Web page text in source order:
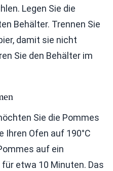
Legen Sie die
Behälter. Trennen Sie
damit sie nicht
Sie den Behälter im
Sie die Pommes
Ihren Ofen auf 190°C
auf ein
etwa 10 Minuten. Das